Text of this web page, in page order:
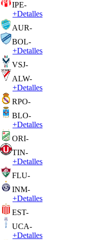
IPE-
+Detalles
AUR-
BOL-
+Detalles
VSJ-
ALW-
+Detalles
RPO-
BLO-
+Detalles
ORI-
TIN-
+Detalles
FLU-
INM-
+Detalles
EST-
UCA-
+Detalles